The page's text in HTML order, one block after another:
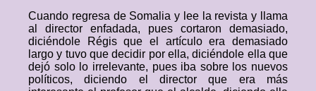
Cuando regresa de Somalia y lee la revista y llama
al director enfadada, pues cortaron demasiado,
diciéndole Régis que el artículo era demasiado
largo y tuvo que decidir por ella, diciéndole ella que
dejó solo lo irrelevante, pues iba sobre los nuevos
políticos, diciendo el director que era más